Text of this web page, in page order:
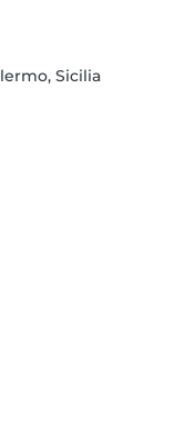
Sicilia